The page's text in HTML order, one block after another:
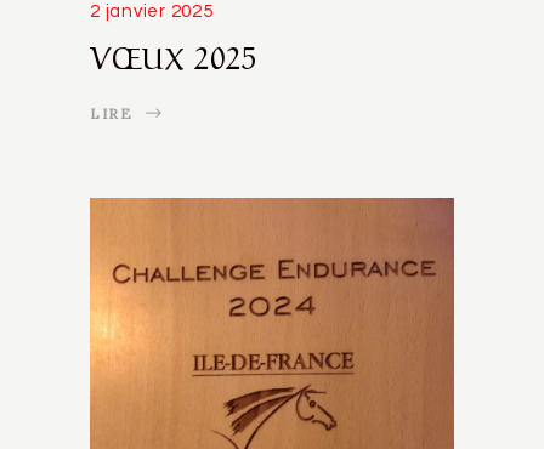
2 janvier 2025
VŒUX 2025
LIRE